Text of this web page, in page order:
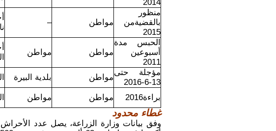
2014
منظور
بالقضيةمن
2015
مواطن –
الحبس مدة
أسبوعين
2011
مواطن مواطن
مؤجلة حتى
13-6-2016
مواطن بلدية البيرة
براءة2016
مواطن مواطن
غطاء محدود